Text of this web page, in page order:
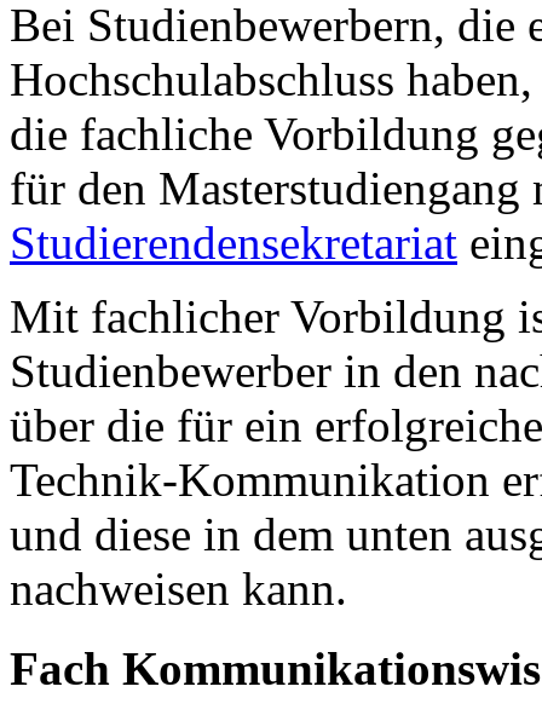
Bei Studienbewerbern, die
Hochschulabschluss
die fachliche Vorbildung
für den
Studierendensekretariat
Mit fachlicher Vorbildung
Studienbewerber in den
über die für ein
Technik-Kommunikation
und diese in dem unten
nachweisen kann.
Fach